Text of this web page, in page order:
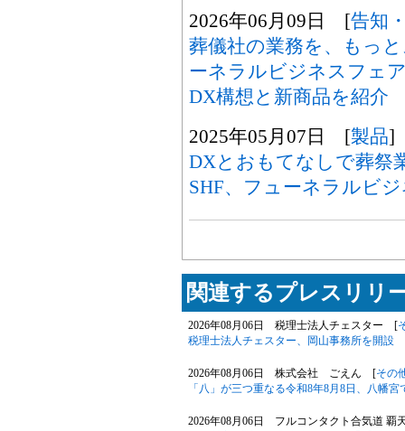
2026年06月09日 [告知
葬儀社の業務を、もっ
ーネラルビジネスフェ
DX構想と新商品を紹介
2025年05月07日 [製品]
DXとおもてなしで葬祭
SHF、フューネラルビ
関連するプレスリリ
2026年08月06日 税理士法人チェスター [
税理士法人チェスター、岡山事務所を開設
2026年08月06日 株式会社 ごえん [その
「八」が三つ重なる令和8年8月8日、八幡
2026年08月06日 フルコンタクト合気道